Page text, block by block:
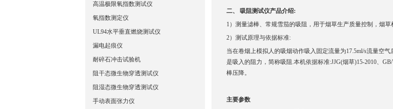
二、 吸阻测试仪产品介绍:
1）测量滤棒、常规雪茄的吸阻，用于烟草生产质量控制，烟草
2）测试原理与依据标准:
当在卷烟上模拟人的吸烟动作吸入固定流量为17.5ml/s流量空
是吸入的阻力，简称吸阻.本机依据标准:JJG(烟草)15-2010、
棒压降。
主要参数
高温极限氧指数测试仪
氧指数测定仪
UL94水平垂直燃烧测试仪
漏电起痕仪
耐碎石冲击试验机
阻干态微生物穿透测试仪
阻湿态微生物穿透测试仪
手动表面张力仪